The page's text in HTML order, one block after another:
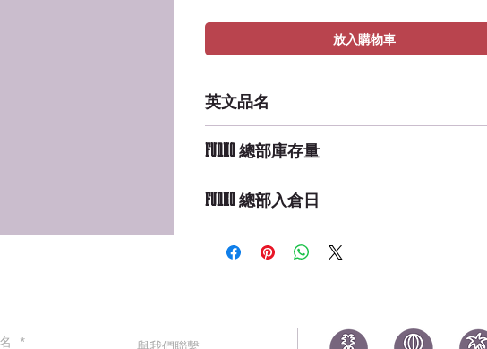
放入購物車
英文品名
FUNKO 總部庫存量
FUNKO 總部入倉日